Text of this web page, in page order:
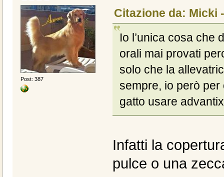
Post: 387
Citazione da: Micki
Io l’unica cosa che
orali mai provati
solo che la
sempre, io però
gatto usare
Infatti la
pulce o una